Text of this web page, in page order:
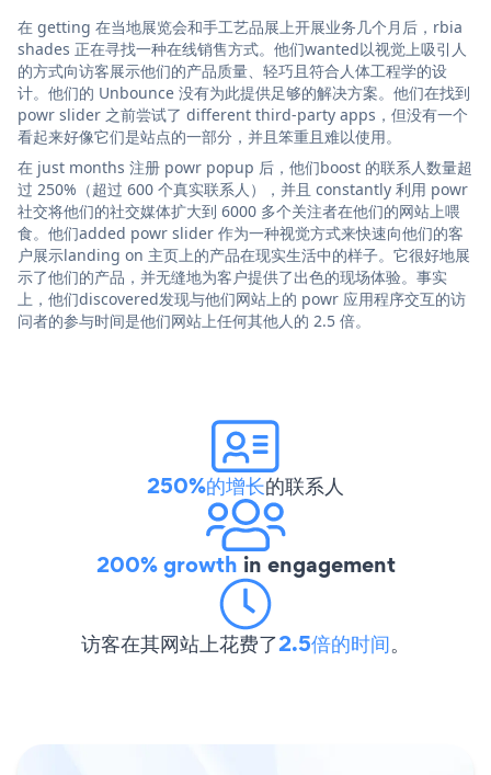
在 getting 在当地展览会和手工艺品展上开展业务几个月后，rbia
shades 正在寻找一种在线销售方式。他们wanted以视觉上吸引人
的方式向访客展示他们的产品质量、轻巧且符合人体工程学的设
计。他们的 Unbounce 没有为此提供足够的解决方案。他们在找到
powr slider 之前尝试了 different third-party apps，但没有一个
看起来好像它们是站点的一部分，并且笨重且难以使用。
在 just months 注册 powr popup 后，他们boost 的联系人数量超
过 250%（超过 600 个真实联系人），并且 constantly 利用 powr
社交将他们的社交媒体扩大到 6000 多个关注者在他们的网站上喂
食。他们added powr slider 作为一种视觉方式来快速向他们的客
户展示landing on 主页上的产品在现实生活中的样子。它很好地展
示了他们的产品，并无缝地为客户提供了出色的现场体验。事实
上，他们discovered发现与他们网站上的 powr 应用程序交互的访
问者的参与时间是他们网站上任何其他人的 2.5 倍。
250%的增长的联系人
200% growth in engagement
访客在其网站上花费了2.5倍的时间。